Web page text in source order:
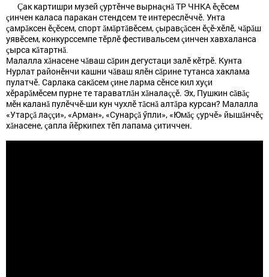
Çак картишри музей çуртӗнче вырнаçнă ТР ЧНКА ӗçӗсем
çинчен каласа паракан стендсем те интереслӗччӗ. Унта
çамрăксен ӗçӗсем, спорт ăмăртăвӗсем, çыравçăсен ӗçӗ-хӗлӗ, чăрăш
уявӗсем, конкурссемпе тӗрлӗ фестивальсем çинчен хавхаланса
çырса кăтартнă.
Малалла хăнасене чăваш сăрин дегустаци залӗ кӗтрӗ. Кунта
Нурлат районӗнчи кашни чăваш ялӗн сăрине тутанса хаклама
пулатчӗ. Сарлака сакăсем çине ларма сӗнсе кил хуçи
хӗрарăмӗсем пурне те тараватлăн хăналаççӗ. Эх, Пушкин сăвăç
мӗн каланă пулӗччӗ-ши кун чухлӗ тăснă алтăра курсан? Малалла
«Утарçă лаççи», «Арман», «Сунарçă ӳпли», «Юмăç çурчӗ» йышăнчӗç
хăнасене, çапла йӗркипех тӗп лапама çитиччен.